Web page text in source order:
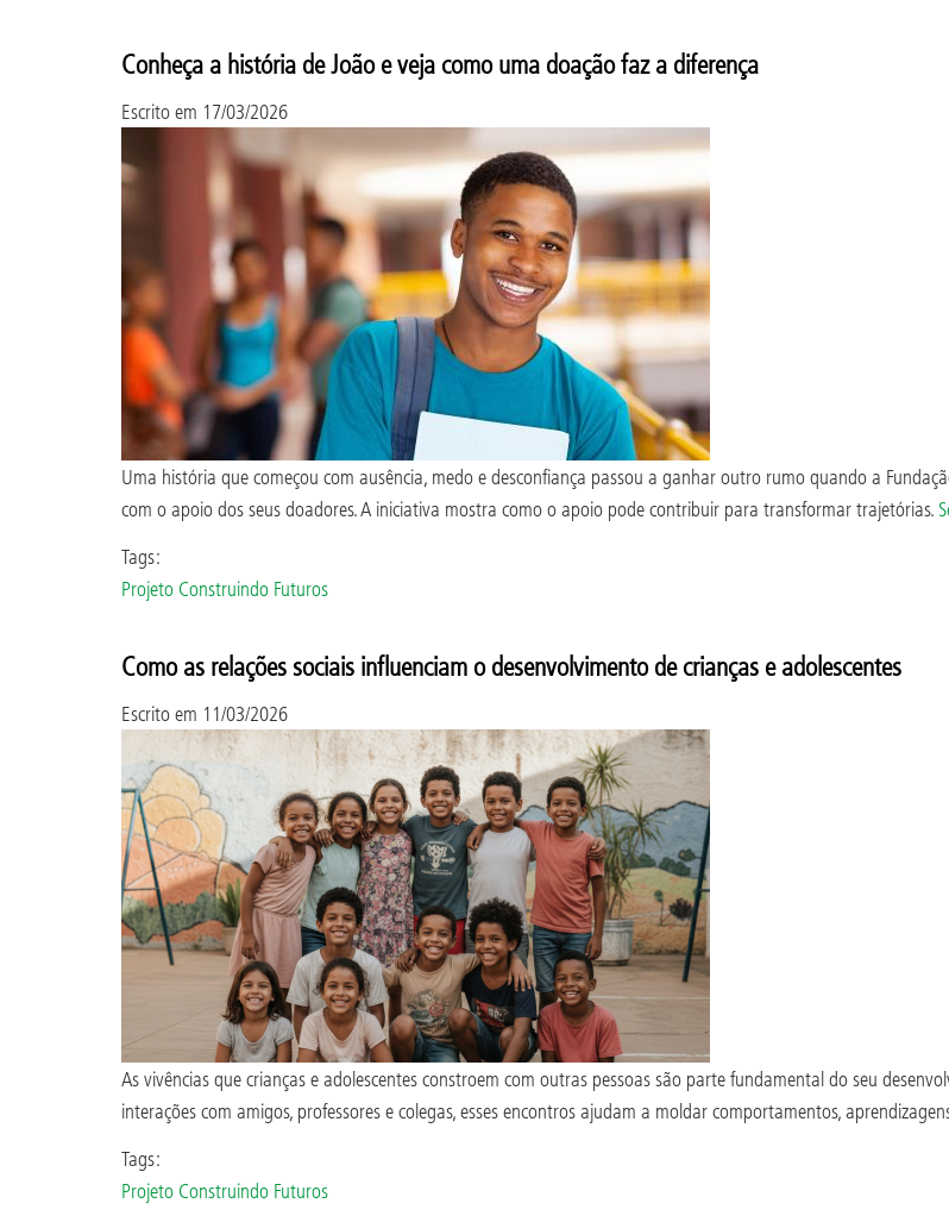
Conheça a história de João e veja como uma doação faz a diferença
Escrito em 17/03/2026
Uma história que começou com ausência, medo e desconfiança passou a ganhar outro rumo quando a
com o apoio dos seus doadores. A iniciativa mostra como o apoio pode contribuir para transformar trajetórias.
Tags:
Projeto Construindo Futuros
Como as relações sociais influenciam o desenvolvimento de crianças e adolescentes
Escrito em 11/03/2026
As vivências que crianças e adolescentes constroem com outras pessoas são parte fundamental do seu
interações com amigos, professores e colegas, esses encontros ajudam a moldar comportamentos,
Tags:
Projeto Construindo Futuros